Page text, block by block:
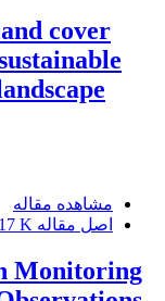
cover
مشاهده مقاله
اصل مقاله K
Monitoring